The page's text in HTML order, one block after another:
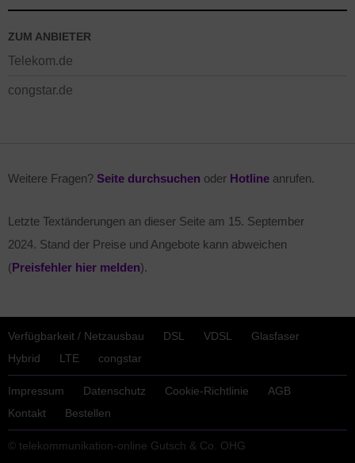
ZUM ANBIETER
Telekom.de
congstar.de
Weitere Fragen? Seite durchsuchen oder Hotline anrufen.
Letzte Textänderungen an dieser Seite am 15. September
2024. Stand der Preise und Angebote kann abweichen
(Preisfehler hier melden).
Verfügbarkeit / Netzausbau DSL VDSL
Glasfaser
Hybrid
LTE congstar
Impressum Datenschutz Cookie-Richtlinie
AGB
Kontakt
Bestellen
© telekommunikation-online Gutsch & Co. OHG